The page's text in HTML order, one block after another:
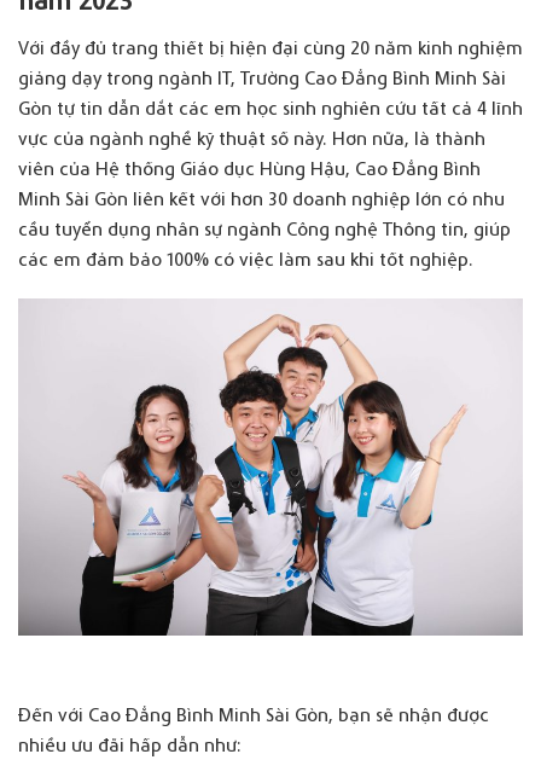
Với đầy đủ trang thiết bị hiện đại cùng 20 năm kinh nghiệm
giảng dạy trong ngành IT, Trường Cao Đẳng Bình Minh Sài
Gòn tự tin dẫn dắt các em học sinh nghiên cứu tất cả 4 lĩnh
vực của ngành nghề kỹ thuật số này. Hơn nữa, là thành
viên của Hệ thống Giáo dục Hùng Hậu, Cao Đẳng Bình
Minh Sài Gòn liên kết với hơn 30 doanh nghiệp lớn có nhu
cầu tuyển dụng nhân sự ngành Công nghệ Thông tin, giúp
các em đảm bảo 100% có việc làm sau khi tốt nghiệp.
Đến với Cao Đẳng Bình Minh Sài Gòn, bạn sẽ nhận được
nhiều ưu đãi hấp dẫn như: